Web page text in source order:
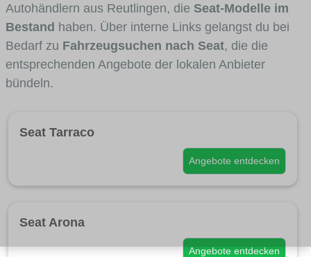
Autohändlern aus Reutlingen, die Seat-Modelle im
Bestand haben. Über interne Links gelangst du bei
Bedarf zu Fahrzeugsuchen nach Seat, die die
entsprechenden Angebote der lokalen Anbieter
bündeln.
Seat Tarraco
Angebote entdecken
Seat Arona
Angebote entdecken